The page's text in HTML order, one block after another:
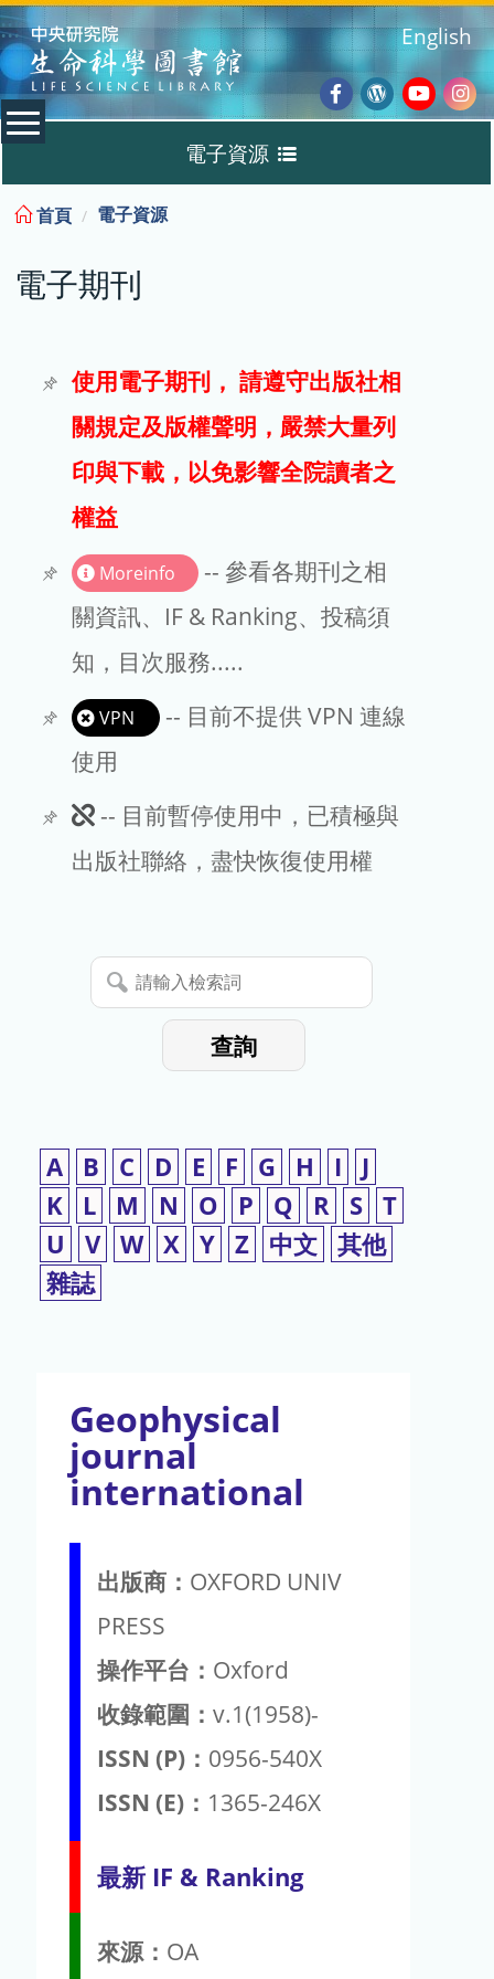
:::
Facebook
Wordpress
English
電子資源
電子期刊
試用
文章處理費
EndNote
首頁 電子資源
電子期刊
使用電子期刊， 請遵守出版社相
關規定及版權聲明，嚴禁大量列
印與下載，以免影響全院讀者之
權益
Moreinfo
-- 參看各期刊之相
關資訊、IF & Ranking、投稿須
知，目次服務.....
VPN
-- 目前不提供 VPN 連線
使用
此
期
暫
停
-- 目前暫停使用中，已積極與
出版社聯絡，盡快恢復使用權
請
輸
查詢
A B C D E F G H I
J
K
L M N O P Q R S T
U
V W X Y Z 中文 其他
雜誌
Geophysical
journal
international
出版商： OXFORD UNIV
PRESS
操作平台： Oxford
收錄範圍： v.1(1958)-
ISSN (P)： 0956-540X
ISSN (E)： 1365-246X
最新 IF & Ranking
來源： OA